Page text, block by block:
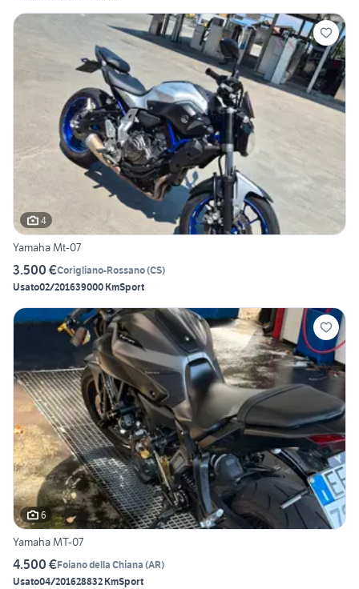
4
Yamaha Mt-07
3.500 €Corigliano-Rossano(CS)
Usato02/201639000 KmSport
6
Yamaha MT-07
4.500 €Foiano della Chiana (AR)
Usato04/201628832 KmSport